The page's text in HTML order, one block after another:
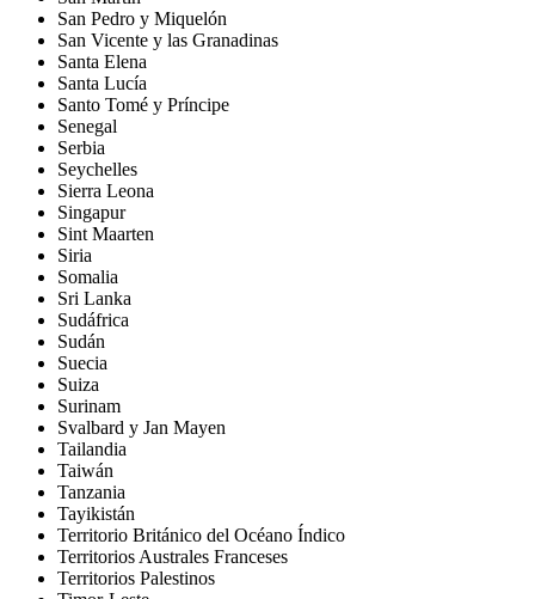
San Pedro y Miquelón
San Vicente y las Granadinas
Santa Elena
Santa Lucía
Santo Tomé y Príncipe
Senegal
Serbia
Seychelles
Sierra Leona
Singapur
Sint Maarten
Siria
Somalia
Sri Lanka
Sudáfrica
Sudán
Suecia
Suiza
Surinam
Svalbard y Jan Mayen
Tailandia
Taiwán
Tanzania
Tayikistán
Territorio Británico del Océano Índico
Territorios Australes Franceses
Territorios Palestinos